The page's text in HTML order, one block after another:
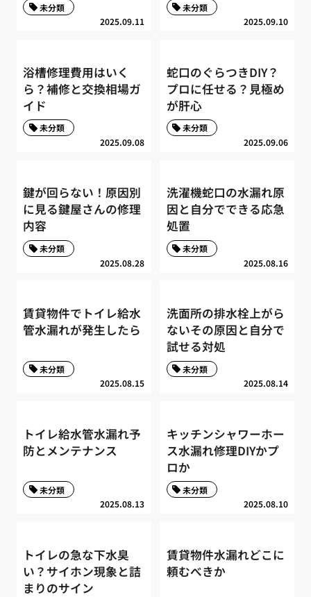
2025.09.11
未分類
2025.09.10
未分類
浴槽修理費用はいく
ら？補修と交換相場ガ
イド
2025.09.08
未分類
蛇口のぐらつきDIY？
プロに任せる？見極め
が肝心
2025.09.06
未分類
鍵が回らない！原因別
に見る鍵屋さんの修理
内容
2025.08.28
未分類
洗濯機蛇口の水漏れ原
因と自分でできる応急
処置
2025.08.16
未分類
賃貸物件でトイレ給水
管水漏れが発生したら
2025.08.15
未分類
洗面所の排水栓上がら
ないその原因と自分で
試せる対処
2025.08.14
未分類
トイレ給水管水漏れ予
防とメンテナンス
2025.08.13
未分類
キッチンシャワーホー
ス水漏れ修理DIYかプ
ロか
2025.08.10
未分類
トイレの急な下水臭
い？サイホン現象と詰
まりのサイン
賃貸物件水漏れどこに
頼むべきか